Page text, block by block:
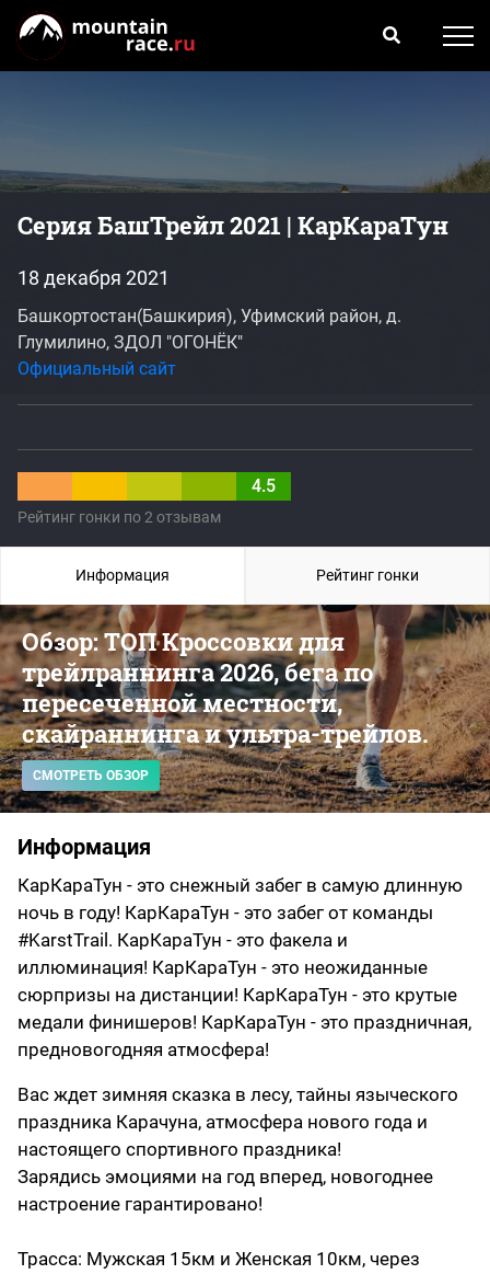
Серия БашТрейл 2021 | КарКараТун
4.5
Рейтинг гонки по 2 отзывам
18 декабря 2021
Башкортостан(Башкирия), Уфимский район, д.
Глумилино, ЗДОЛ "ОГОНЁК"
Официальный сайт
Обзор: ТОП Кроссовки для
трейлраннинга 2026, бега по
пересеченной местности,
скайраннинга и ультра-трейлов.
СМОТРЕТЬ ОБЗОР
Информация
КарКараТун - это снежный забег в самую длинную
ночь в году! КарКараТун - это забег от команды
#KarstTrail. КарКараТун - это факела и
иллюминация! КарКараТун - это неожиданные
сюрпризы на дистанции! КарКараТун - это крутые
медали финишеров! КарКараТун - это праздничная,
предновогодняя атмосфера!
Вас ждет зимняя сказка в лесу, тайны языческого
праздника Карачуна, атмосфера нового года и
настоящего спортивного праздника!
Зарядись эмоциями на год вперед, новогоднее
настроение гарантировано!
Трасса: Мужская 15км и Женская 10км, через
Информация Рейтинг гонки